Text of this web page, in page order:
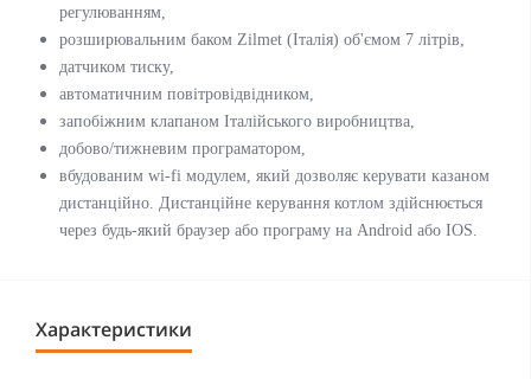
регулюванням,
розширювальним баком Zilmet (Італія) об'ємом 7 літрів,
датчиком тиску,
автоматичним повітровідвідником,
запобіжним клапаном Італійського виробництва,
добово/тижневим програматором,
вбудованим wi-fi модулем, який дозволяє керувати казаном
дистанційно. Дистанційне керування котлом здійснюється
через будь-який браузер або програму на Android або IOS.
Характеристики